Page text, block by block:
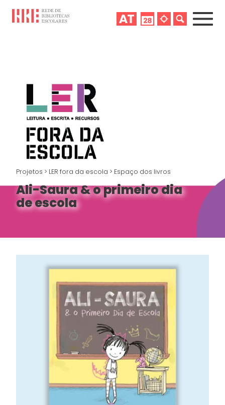
Projetos > LER fora da escola > Espaço dos livros
Ali-Saura & o primeiro dia
de escola